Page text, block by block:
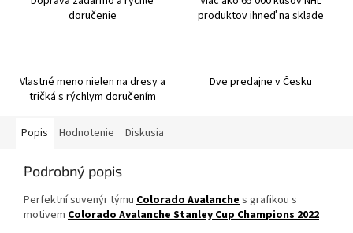
doručenie
produktov ihneď na sklade
Vlastné meno nielen na dresy a
tričká s rýchlym doručením
Dve predajne v Česku
Popis Hodnotenie Diskusia
Podrobný popis
Perfektní suvenýr týmu Colorado Avalanches grafikou s
motivem Colorado Avalanche Stanley Cup Champions 2022